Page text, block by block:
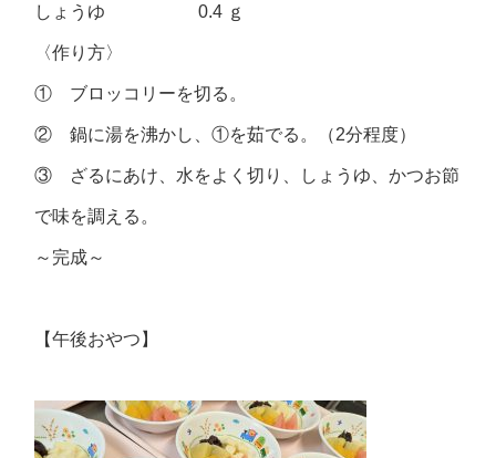
しょうゆ 0.4 ｇ
〈作り方〉
① ブロッコリーを切る。
② 鍋に湯を沸かし、①を茹でる。（2分程度）
③ ざるにあけ、水をよく切り、しょうゆ、かつお節
で味を調える。
～完成～
【午後おやつ】